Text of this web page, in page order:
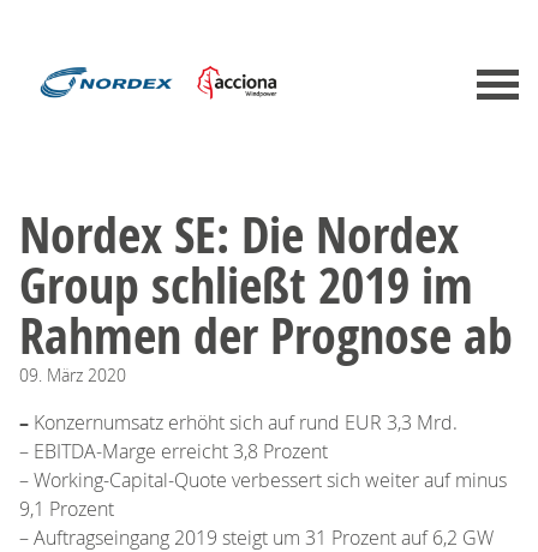
Nordex SE: Die Nordex
Group schließt 2019 im
Rahmen der Prognose ab
09. März 2020
– Konzernumsatz erhöht sich auf rund EUR 3,3 Mrd.
– EBITDA-Marge erreicht 3,8 Prozent
– Working-Capital-Quote verbessert sich weiter auf minus
9,1 Prozent
– Auftragseingang 2019 steigt um 31 Prozent auf 6,2 GW